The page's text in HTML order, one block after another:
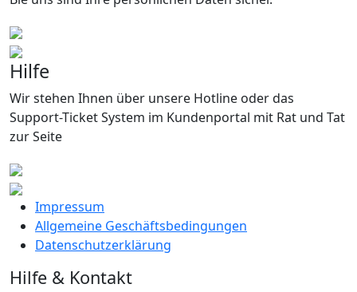
Hilfe
Wir stehen Ihnen über unsere Hotline oder das
Support-Ticket System im Kundenportal mit Rat und Tat
zur Seite
Impressum
Allgemeine Geschäftsbedingungen
Datenschutzerklärung
Hilfe & Kontakt